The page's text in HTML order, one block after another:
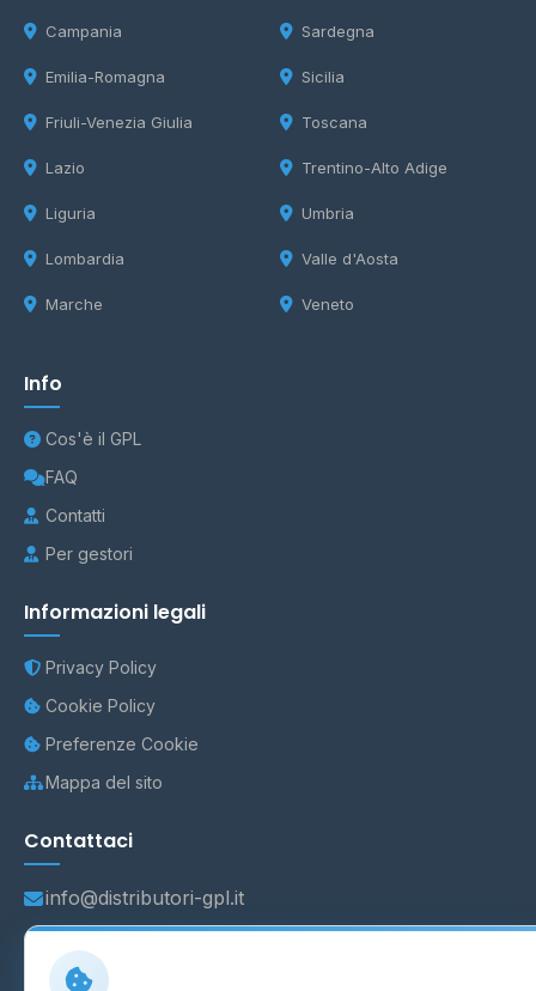
Campania
Emilia-Romagna
Friuli-Venezia Giulia
Lazio
Liguria
Lombardia
Marche
Sardegna
Sicilia
Toscana
Trentino-Alto Adige
Umbria
Valle d'Aosta
Veneto
Info
Cos'è il GPL
FAQ
Contatti
Per gestori
Informazioni legali
Privacy Policy
Cookie Policy
Preferenze Cookie
Mappa del sito
Contattaci
info@distributori-gpl.it